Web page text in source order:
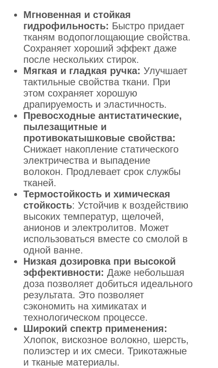
Мгновенная и стойкая
гидрофильность: Быстро придает
тканям водопоглощающие свойства.
Сохраняет хороший эффект даже
после нескольких стирок.
Мягкая и гладкая ручка: Улучшает
тактильные свойства ткани. При
этом сохраняет хорошую
драпируемость и эластичность.
Превосходные антистатические,
пылезащитные и
противокатышковые свойства:
Снижает накопление статического
электричества и выпадение
волокон. Продлевает срок службы
тканей.
Термостойкость и химическая
стойкость: Устойчив к воздействию
высоких температур, щелочей,
анионов и электролитов. Может
использоваться вместе со смолой в
одной ванне.
Низкая дозировка при высокой
эффективности: Даже небольшая
доза позволяет добиться идеального
результата. Это позволяет
сэкономить на химикатах и
технологическом процессе.
Широкий спектр применения:
Хлопок, вискозное волокно, шерсть,
полиэстер и их смеси. Трикотажные
и тканые материалы.